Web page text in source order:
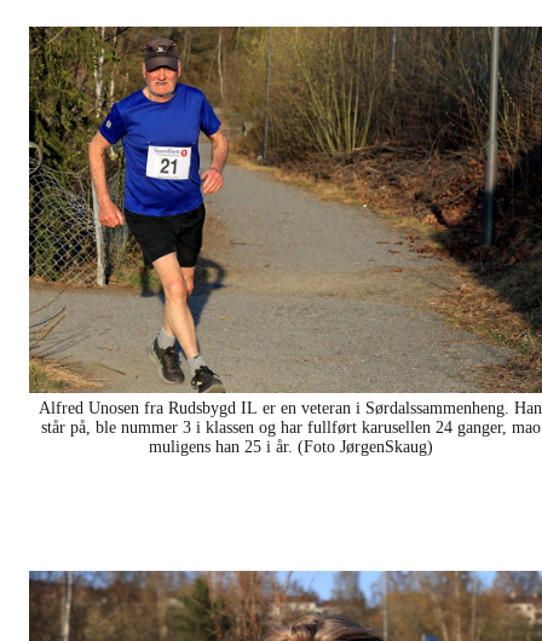
Alfred Unosen fra Rudsbygd IL er en veteran i Sørdalssammenheng. Han
står på, ble nummer 3 i klassen og har fullført karusellen 24 ganger, mao
muligens han 25 i år. (Foto JørgenSkaug)